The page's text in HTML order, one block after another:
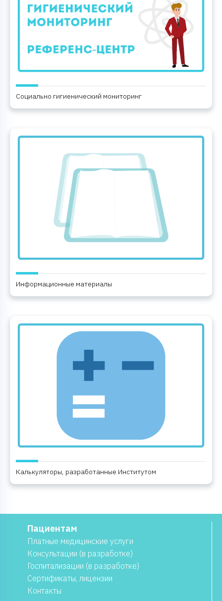
Социально гигиенический мониторинг
Информационные материалы
Калькуляторы, разработанные Институтом
Пациентам
Платные медицинские услуги
Консультации (в разработке)
Госпитализации (в разработке)
Сертификаты, лицензии
Контакты